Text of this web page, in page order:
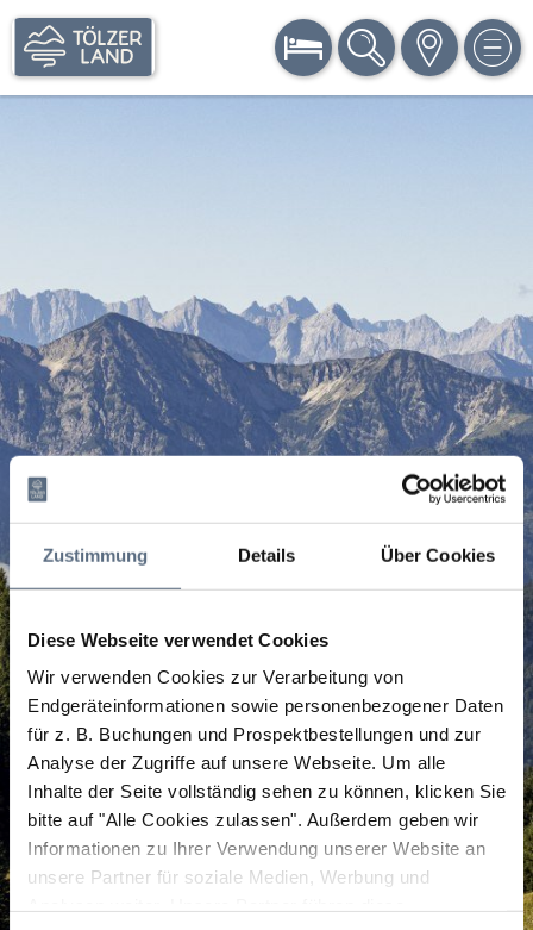
Zustimmung Details Über Cookies
Diese Webseite verwendet Cookies
Wir verwenden Cookies zur Verarbeitung von
Endgeräteinformationen sowie personenbezogener Daten
für z. B. Buchungen und Prospektbestellungen und zur
Analyse der Zugriffe auf unsere Webseite. Um alle
Inhalte der Seite vollständig sehen zu können, klicken Sie
bitte auf "Alle Cookies zulassen". Außerdem geben wir
Informationen zu Ihrer Verwendung unserer Website an
unsere Partner für soziale Medien, Werbung und
BUCHEN SUCHE KARTE MENÜ